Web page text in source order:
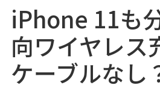
iPhone 11も
向ワイヤレス
ケーブルなし